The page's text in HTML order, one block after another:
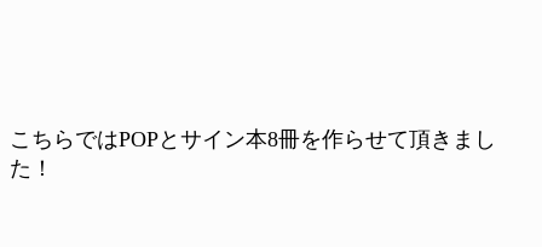
こちらではPOPとサイン本8冊を作らせて頂きまし
た！